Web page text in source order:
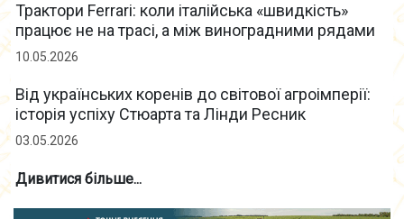
Трактори Ferrari: коли італійська «швидкість»
працює не на трасі, а між виноградними рядами
10.05.2026
Від українських коренів до світової агроімперії:
історія успіху Стюарта та Лінди Ресник
03.05.2026
Дивитися більше...